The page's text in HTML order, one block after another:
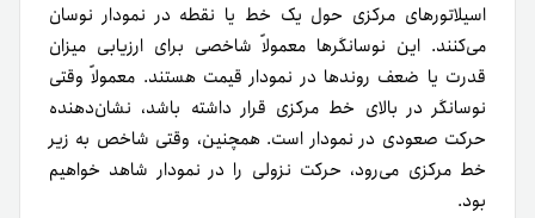
اسیلاتورهای مرکزی حول یک خط یا نقطه در نمودار نوسان
می‌کنند. این نوسانگرها معمولاً شاخصی برای ارزیابی میزان
قدرت یا ضعف روندها در نمودار قیمت هستند. معمولاً وقتی
نوسانگر در بالای خط مرکزی قرار داشته باشد، نشان‌دهنده
حرکت صعودی در نمودار است. همچنین، وقتی شاخص به زیر
خط مرکزی می‌رود، حرکت نزولی را در نمودار شاهد خواهیم
بود.